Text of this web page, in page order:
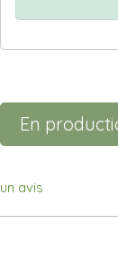
En
un avis